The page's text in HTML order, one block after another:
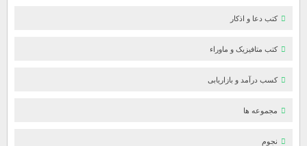
کتب دعا و اذکار
کتب متافیزیک و ماوراء
کسب درآمد و بازاریابی
مجموعه ها
نجوم